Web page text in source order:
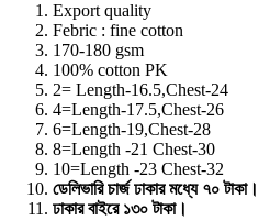
Export quality
Febric : fine cotton
170-180 gsm
100% cotton PK
2= Length-16.5,Chest-24
4=Length-17.5,Chest-26
6=Length-19,Chest-28
8=Length -21 Chest-30
10=Length -23 Chest-32
ডেলিভারি চার্জ ঢাকার মধ্যে ৭০ টাকা।
ঢাকার বাইরে ১৩০ টাকা।